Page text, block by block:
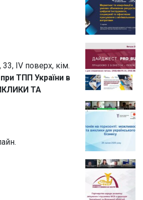
ІV поверх, кім.
ТПП України в
ТА